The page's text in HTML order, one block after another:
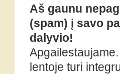
Aš gaunu
(spam) į savo
dalyvio!
lentoje turi